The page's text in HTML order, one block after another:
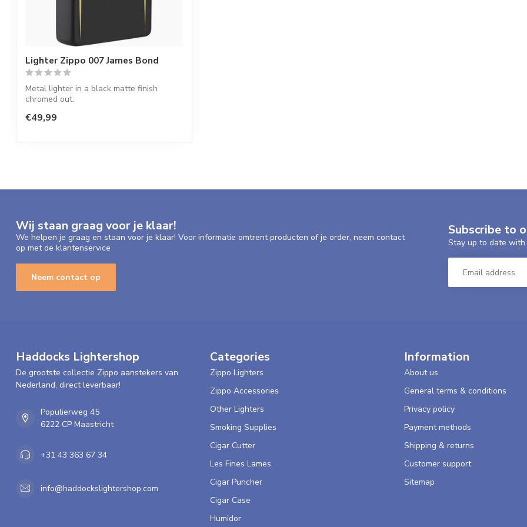
Lighter Zippo 007 James Bond
Metal lighter in a black matte finish
chromed out.
€49,99
Wij staan graag voor je klaar!
We helpen je graag en staan voor je klaar! Voor informatie omtrent producten of je order, neem contact
op met de klantenservice
Neem contact op
Subscribe to
Stay up to date
Haddocks Lightershop
De grootste collectie Zippo aanstekers van
Nederland, direct leverbaar!
Populierweg 45
6222 CP Maastricht
+31 43 363 67 34
info@haddockslightershop.com
Categories
Zippo Lighters
Zippo Accessories
Other Lighters
Smoking Supplies
Cigar Cutter
Les Fines Lames
Cigar Puncher
Cigar Case
Humidor
Information
About us
General terms & conditions
Privacy policy
Payment methods
Shipping & returns
Customer support
Sitemap